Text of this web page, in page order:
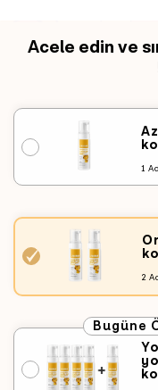
Acele edin ve
1
2
Bugüne